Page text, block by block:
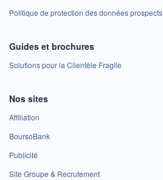
Politique de protection des données prospects
Guides et brochures
Solutions pour la Clientèle Fragile
Nos sites
Affiliation
BoursoBank
Publicité
Site Groupe & Recrutement